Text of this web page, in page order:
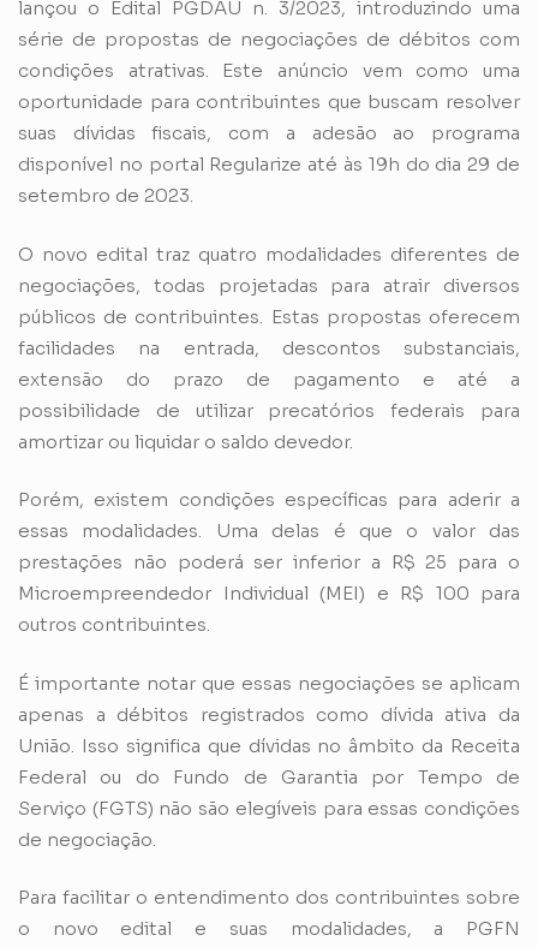
lançou o Edital PGDAU n. 3/2023, introduzindo uma
série de propostas de negociações de débitos com
condições atrativas. Este anúncio vem como uma
oportunidade para contribuintes que buscam resolver
suas dívidas fiscais, com a adesão ao programa
disponível no portal Regularize até às 19h do dia 29 de
setembro de 2023.
O novo edital traz quatro modalidades diferentes de
negociações, todas projetadas para atrair diversos
públicos de contribuintes. Estas propostas oferecem
facilidades na entrada, descontos substanciais,
extensão do prazo de pagamento e até a
possibilidade de utilizar precatórios federais para
amortizar ou liquidar o saldo devedor.
Porém, existem condições específicas para aderir a
essas modalidades. Uma delas é que o valor das
prestações não poderá ser inferior a R$ 25 para o
Microempreendedor Individual (MEI) e R$ 100 para
outros contribuintes.
É importante notar que essas negociações se aplicam
apenas a débitos registrados como dívida ativa da
União. Isso significa que dívidas no âmbito da Receita
Federal ou do Fundo de Garantia por Tempo de
Serviço (FGTS) não são elegíveis para essas condições
de negociação.
Para facilitar o entendimento dos contribuintes sobre
o novo edital e suas modalidades, a PGFN